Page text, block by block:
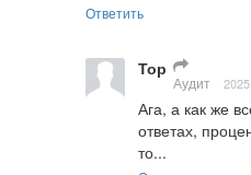
Ответить
Тор
Аудит
Ага, а как же
ответах,
то...